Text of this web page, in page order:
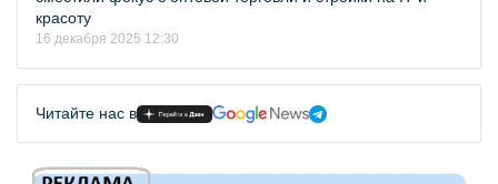
красоту
16 декабря 2025 12:30
Читайте нас в